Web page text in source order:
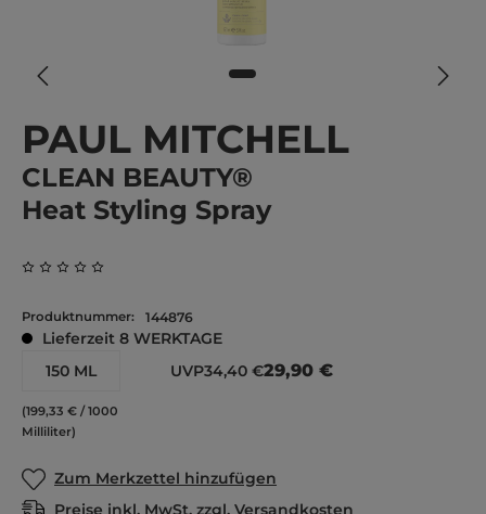
PAUL MITCHELL
CLEAN BEAUTY®
Heat Styling Spray
Produktnummer: 144876
Lieferzeit 8 WERKTAGE
150 ML
(199,33 € / 1000
Milliliter)
UVP34,40 €29,90 €
Zum Merkzettel hinzufügen
Preise inkl. MwSt. zzgl. Versandkosten